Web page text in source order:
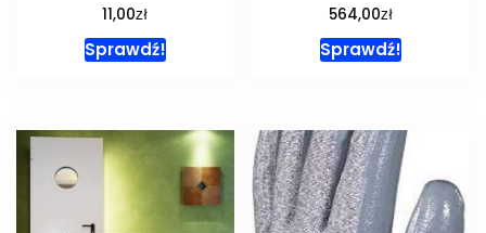
11,00zł
Sprawdź!
564,00zł
Sprawdź!